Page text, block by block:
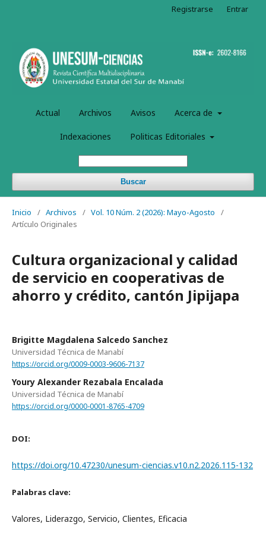
Actual Archivos Avisos Acerca de
Indexaciones Politicas Editoriales
Buscar
Registrarse Entrar
Inicio / Archivos / Vol. 10 Núm. 2 (2026): Mayo-Agosto
/
Artículo Originales
Cultura organizacional y calidad
de servicio en cooperativas de
ahorro y crédito, cantón Jipijapa
Brigitte Magdalena Salcedo Sanchez
Universidad Técnica de Manabí
https://orcid.org/0009-0003-9606-7137
Youry Alexander Rezabala Encalada
Universidad Técnica de Manabí
https://orcid.org/0000-0001-8765-4709
DOI:
https://doi.org/10.47230/unesum-ciencias.v10.n2.2026.115-132
Palabras clave:
Valores, Liderazgo, Servicio, Clientes, Eficacia